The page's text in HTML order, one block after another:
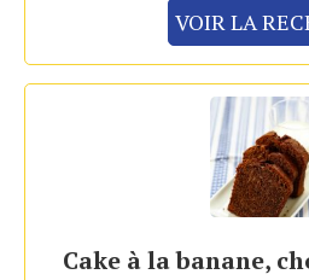
VOIR LA
Cake à la banane,